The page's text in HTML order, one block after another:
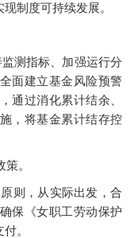
制度可持续发展。
测指标、加强运行分
面建立基金风险预警
通过消化累计结余、
，将基金累计结存控
。
则，从实际出发，合
保《女职工劳动保护
。